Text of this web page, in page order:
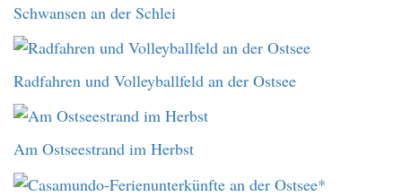
Schwansen an der Schlei
Radfahren und Volleyballfeld an der Ostsee
Am Ostseestrand im Herbst